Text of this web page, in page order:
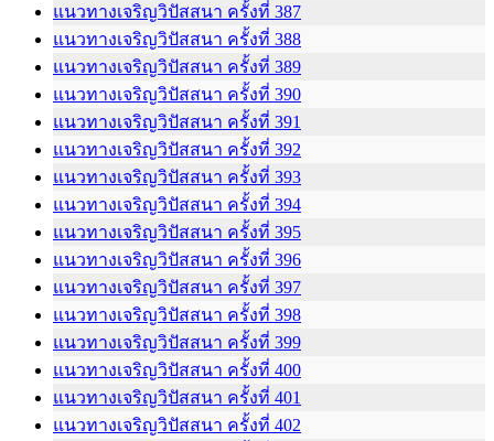
แนวทางเจริญวิปัสสนา ครั้งที่ 387
แนวทางเจริญวิปัสสนา ครั้งที่ 388
แนวทางเจริญวิปัสสนา ครั้งที่ 389
แนวทางเจริญวิปัสสนา ครั้งที่ 390
แนวทางเจริญวิปัสสนา ครั้งที่ 391
แนวทางเจริญวิปัสสนา ครั้งที่ 392
แนวทางเจริญวิปัสสนา ครั้งที่ 393
แนวทางเจริญวิปัสสนา ครั้งที่ 394
แนวทางเจริญวิปัสสนา ครั้งที่ 395
แนวทางเจริญวิปัสสนา ครั้งที่ 396
แนวทางเจริญวิปัสสนา ครั้งที่ 397
แนวทางเจริญวิปัสสนา ครั้งที่ 398
แนวทางเจริญวิปัสสนา ครั้งที่ 399
แนวทางเจริญวิปัสสนา ครั้งที่ 400
แนวทางเจริญวิปัสสนา ครั้งที่ 401
แนวทางเจริญวิปัสสนา ครั้งที่ 402